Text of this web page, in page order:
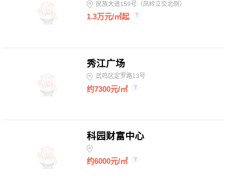
3、交通地段好：项目位于五象大道头牌，昭示
性强，楼下即地铁、BRT公交站，出行十分便
4、停车无忧：地下负5层停车场，共6000个停
车位，目前免费停车；
5、楼宇形象好：项目聘请了全球第四大设计公
4.5米，共53层，大堂高度18.8
米，楼宇高端大气。T3总高度163米，层高4.2
米，共35层，大堂高度14.4米.
6、景观资源：邕江“玉带环腰”览众青秀山风
民族大道159号（凤岭立交北侧）
1.3万元/㎡起
秀江广场
武鸣区定罗路13号
约7300元/㎡
科园财富中心
约6000元/㎡